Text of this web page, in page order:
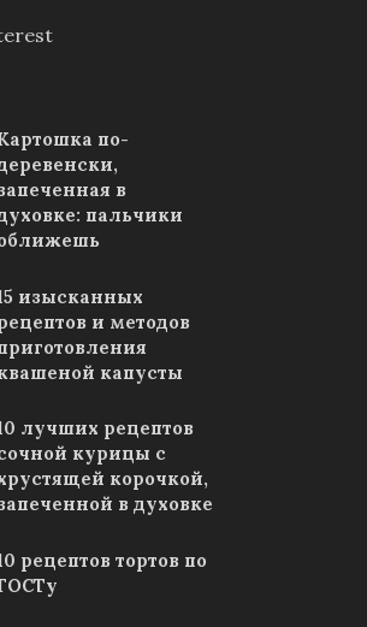
по-
в
пальчики
изысканных
и методов
капусты
лучших рецептов
курицы с
корочкой,
в духовке
рецептов тортов по